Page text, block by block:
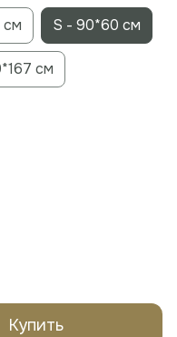
см S - 90*60 см
см
Купить